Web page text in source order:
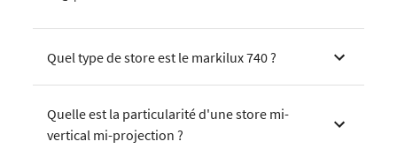
Quel type de store est le markilux 740 ?
Quelle est la particularité d'une store mi-
vertical mi-projection ?